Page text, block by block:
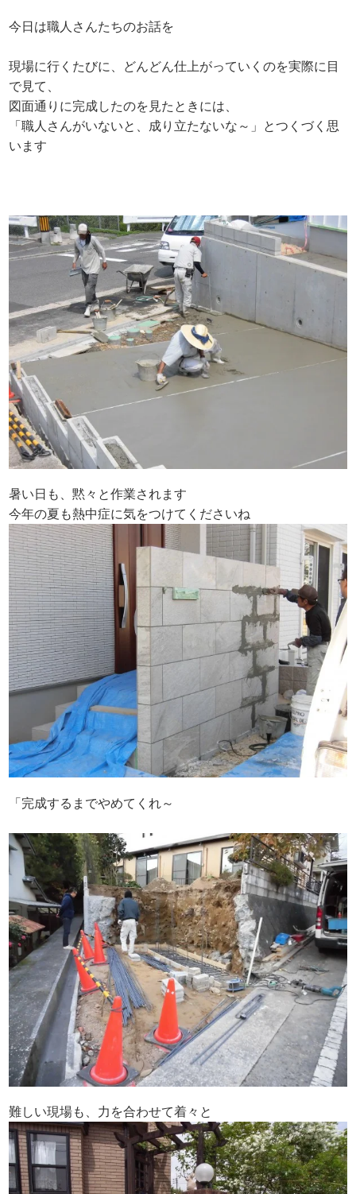
今日は職人さんたちのお話を
現場に行くたびに、どんどん仕上がっていくのを実際に目
で見て、
図面通りに完成したのを見たときには、
「職人さんがいないと、成り立たないな～」とつくづく思
います
暑い日も、黙々と作業されます
今年の夏も熱中症に気をつけてくださいね
「完成するまでやめてくれ～
難しい現場も、力を合わせて着々と